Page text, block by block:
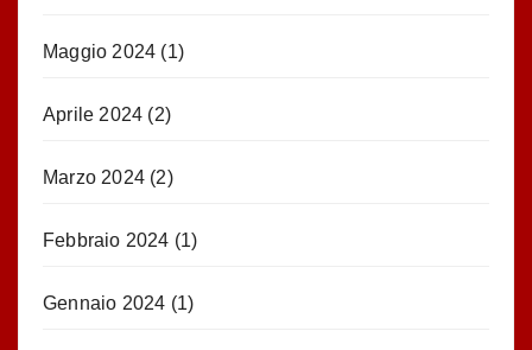
Maggio 2024 (1)
Aprile 2024 (2)
Marzo 2024 (2)
Febbraio 2024 (1)
Gennaio 2024 (1)